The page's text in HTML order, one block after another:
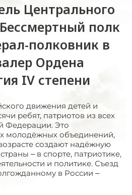
Центрального
полк
полковник в
Ордена
IV степени
движения детей и
ребят, патриотов из всех
Федерации. Это
молодёжных объединений,
создают надёжную
– в спорте, патриотике,
и политике. Съезд
в России –